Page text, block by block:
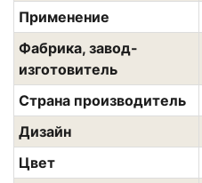
Применение
Фабрика, завод-
изготовитель
Страна производитель
Дизайн
Цвет